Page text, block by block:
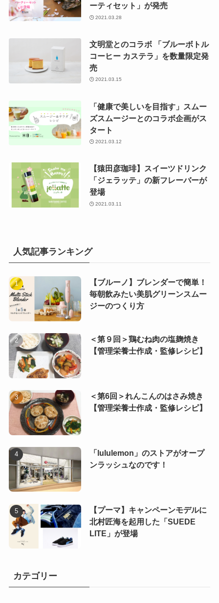
ーティセット」が発売
2021.03.28
文明堂とのコラボ 「ブルーボトル
コーヒー カステラ」を数量限定発
売
2021.03.15
「健康で美しいを目指す」スムー
ズスムージーとのコラボ企画がス
タート
2021.03.12
【猿田彦珈琲】スイーツドリンク
「ジェラッテ」の新フレーバーが
登場
2021.03.11
人気記事ランキング
【ブルーノ】ブレンダーで簡単！
毎朝飲みたい美肌グリーンスムー
ジーのつくり方
＜第９回＞鶏むね肉の塩麹焼き
【管理栄養士作成・監修レシピ】
＜第6回＞れんこんのはさみ焼き
【管理栄養士作成・監修レシピ】
「lululemon」のストアがオープ
ンラッシュなのです！
【プーマ】キャンペーンモデルに
北村匠海を起用した「SUEDE
LITE」が登場
カテゴリー